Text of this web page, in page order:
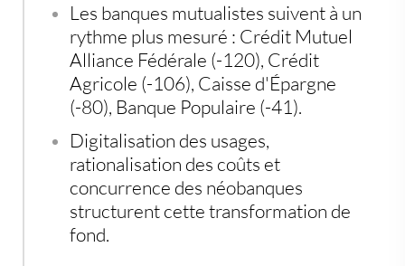
Les banques mutualistes suivent à un
rythme plus mesuré : Crédit Mutuel
Alliance Fédérale (-120), Crédit
Agricole (-106), Caisse d'Épargne
(-80), Banque Populaire (-41).
Digitalisation des usages,
rationalisation des coûts et
concurrence des néobanques
structurent cette transformation de
fond.